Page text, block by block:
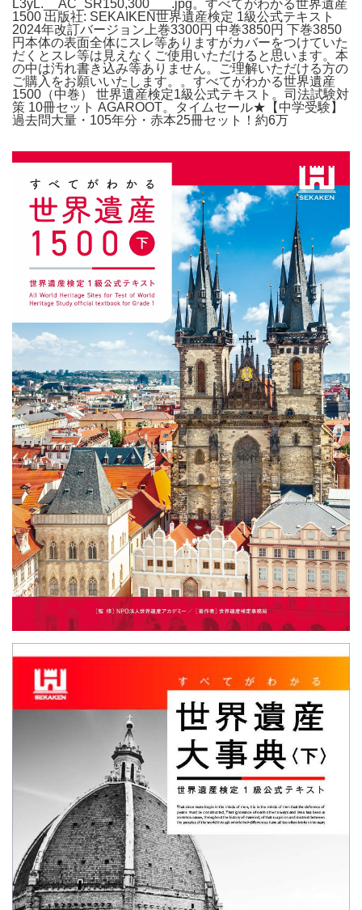
L3yL.__AC_SR150,300___.jpg。すべてがわかる世界遺産
1500 出版社: SEKAIKEN世界遺産検定 1級公式テキスト
2024年改訂バージョン上巻3300円 中巻3850円 下巻3850
円本体の表面全体にスレ等ありますがカバーをつけていた
だくとスレ等は見えなくご使用いただけると思います。本
の中は汚れ書き込み等ありません。ご理解いただける方の
ご購入をお願いいたします。。すべてがわかる世界遺産
1500（中巻） 世界遺産検定1級公式テキスト。司法試験対
策 10冊セット AGAROOT。タイムセール★【中学受験】
過去問大量・105年分・赤本25冊セット！約6万